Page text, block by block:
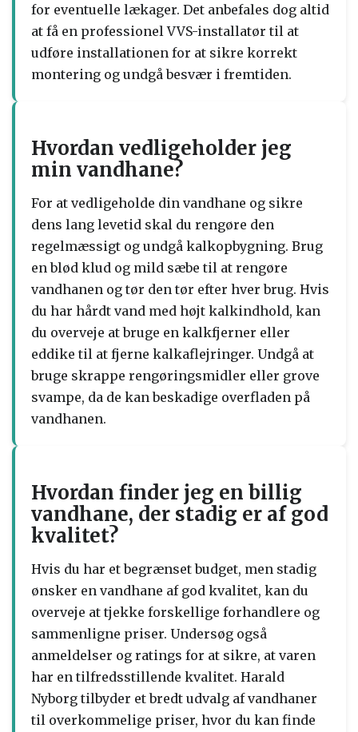
for eventuelle lækager. Det anbefales dog altid
at få en professionel VVS-installatør til at
udføre installationen for at sikre korrekt
montering og undgå besvær i fremtiden.
Hvordan vedligeholder jeg
min vandhane?
For at vedligeholde din vandhane og sikre
dens lang levetid skal du rengøre den
regelmæssigt og undgå kalkopbygning. Brug
en blød klud og mild sæbe til at rengøre
vandhanen og tør den tør efter hver brug. Hvis
du har hårdt vand med højt kalkindhold, kan
du overveje at bruge en kalkfjerner eller
eddike til at fjerne kalkaflejringer. Undgå at
bruge skrappe rengøringsmidler eller grove
svampe, da de kan beskadige overfladen på
vandhanen.
Hvordan finder jeg en billig
vandhane, der stadig er af god
kvalitet?
Hvis du har et begrænset budget, men stadig
ønsker en vandhane af god kvalitet, kan du
overveje at tjekke forskellige forhandlere og
sammenligne priser. Undersøg også
anmeldelser og ratings for at sikre, at varen
har en tilfredsstillende kvalitet. Harald
Nyborg tilbyder et bredt udvalg af vandhaner
til overkommelige priser, hvor du kan finde